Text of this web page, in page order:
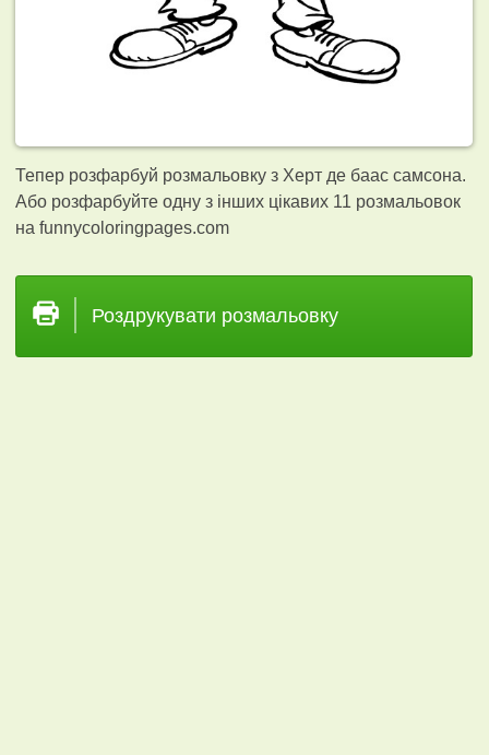
Тепер розфарбуй розмальовку з Херт де баас самсона.
Або розфарбуйте одну з інших цікавих 11 розмальовок
на funnycoloringpages.com
Роздрукувати розмальовку